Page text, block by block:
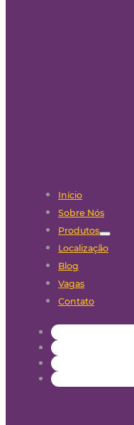
Início
Sobre Nós
Produtos
Localização
Blog
Vagas
Contato